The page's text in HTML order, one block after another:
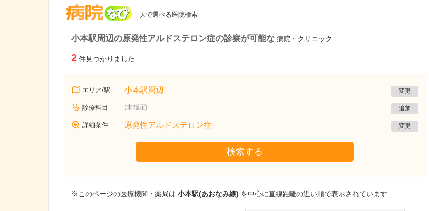
人で選べる医院検索
小本駅周辺の原発性アルドステロン症の診察が可能な 病院・クリニック
2 件見つかりました
エリア/駅 小本駅周辺 変更
診療科目 (未指定) 追加
詳細条件 原発性アルドステロン症 変更
検索する
※このページの医療機関・薬局は 小本駅(あおなみ線) を中心に直線距離の近い順で表示されています
東京都大田区
いしがき耳鼻咽喉科クリニック